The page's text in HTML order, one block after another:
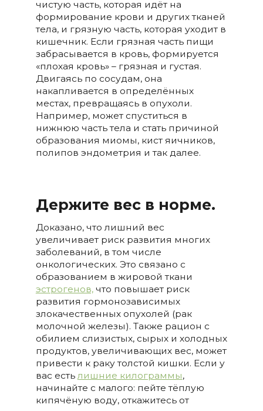
чистую часть, которая идёт на
формирование крови и других тканей
тела, и грязную часть, которая уходит в
кишечник. Если грязная часть пищи
забрасывается в кровь, формируется
«плохая кровь» – грязная и густая.
Двигаясь по сосудам, она
накапливается в определённых
местах, превращаясь в опухоли.
Например, может спуститься в
нижнюю часть тела и стать причиной
образования миомы, кист яичников,
полипов эндометрия и так далее.
Держите вес в норме.
Доказано, что лишний вес
увеличивает риск развития многих
заболеваний, в том числе
онкологических. Это связано с
образованием в жировой ткани
эстрогенов,что повышает риск
развития гормонозависимых
злокачественных опухолей (рак
молочной железы). Также рацион с
обилием слизистых, сырых и холодных
продуктов, увеличивающих вес, может
привести к раку толстой кишки. Если у
вас естьлишние килограммы,
начинайте с малого: пейте тёплую
кипячёную воду, откажитесь от